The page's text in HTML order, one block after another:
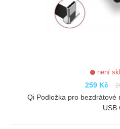
není
259 Kč
Qi Podložka pro
USB